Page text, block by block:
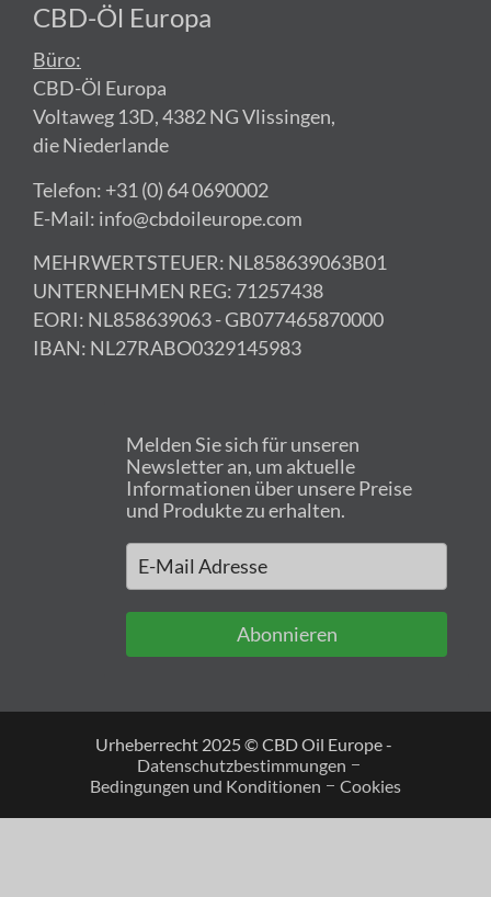
CBD-Öl Europa
Büro:
CBD-Öl Europa
Voltaweg 13D, 4382 NG Vlissingen,
die Niederlande
Telefon: +31 (0) 64 0690002
E-Mail: info@cbdoileurope.com
MEHRWERTSTEUER: NL858639063B01
UNTERNEHMEN REG: 71257438
EORI: NL858639063 - GB077465870000
IBAN: NL27RABO0329145983
Melden Sie sich für unseren
Newsletter an, um aktuelle
Informationen über unsere Preise
und Produkte zu erhalten.
Abonnieren
Urheberrecht 2025 © CBD Oil Europe -
Datenschutzbestimmungen
Bedingungen und Konditionen
Cookies